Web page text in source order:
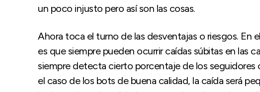
un poco injusto pero así son las cosas.
Ahora toca el turno de las desventajas o riesgos. En
es que siempre pueden ocurrir caídas súbitas en las
siempre detecta cierto porcentaje de los seguidores
el caso de los bots de buena calidad, la caída será